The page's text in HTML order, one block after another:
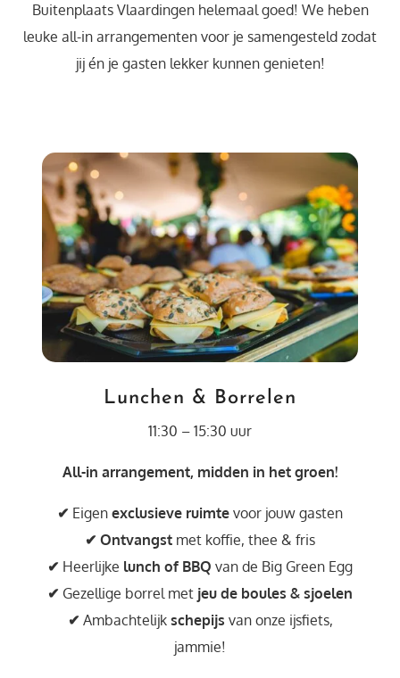
Buitenplaats Vlaardingen helemaal goed! We heben
leuke all-in arrangementen voor je samengesteld zodat
jij én je gasten lekker kunnen genieten!
Lunchen & Borrelen
11:30 – 15:30 uur
All-in arrangement, midden in het groen!
✔ Eigen exclusieve ruimte voor jouw gasten
✔ Ontvangst met koffie, thee & fris
✔ Heerlijke lunch of BBQ van de Big Green Egg
✔ Gezellige borrel met jeu de boules & sjoelen
✔ Ambachtelijk schepijs van onze ijsfiets,
jammie!